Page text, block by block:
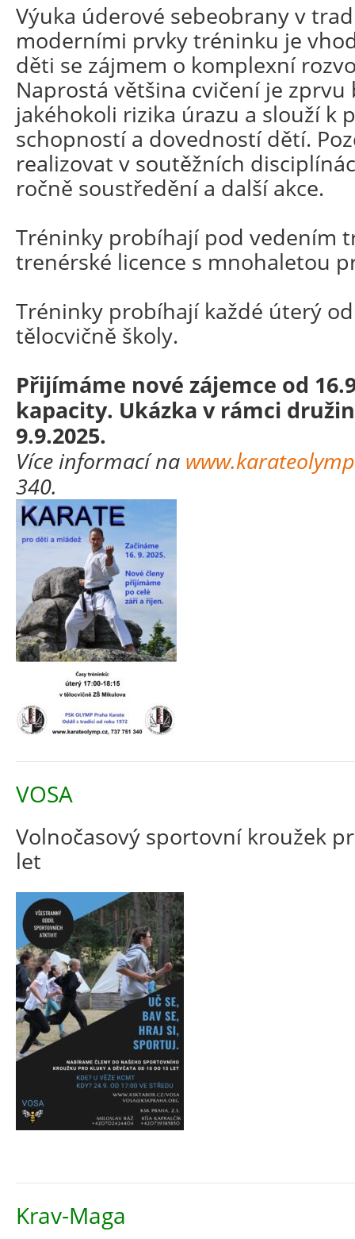
Výuka úderové sebeobrany v
moderními prvky tréninku je
děti se zájmem o komplexní
Naprostá většina cvičení je
jakéhokoli rizika úrazu a slouží k
schopností a dovedností dětí.
realizovat v soutěžních
ročně soustředění a další akce.
Tréninky probíhají pod vedením
trenérské licence s mnohaletou
Tréninky probíhají každé úterý
tělocvičně školy.
Přijímáme nové zájemce od
kapacity. Ukázka v rámci
9.9.2025.
Více informací na
340.
VOSA
Volnočasový sportovní kroužek
let
Krav-Maga